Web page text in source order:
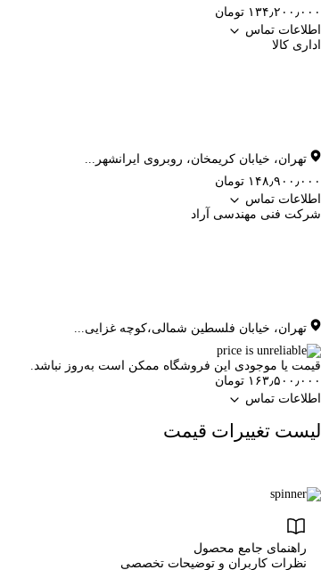
۱۳۴٫۲۰۰٫۰۰۰ تومان
اطلاعات تماس
اداری کالا
تهران، خیابان کریمخان، روبروی ایرانشهر...
۱۴۸٫۹۰۰٫۰۰۰ تومان
اطلاعات تماس
شرکت فنی مهندسی آراد
تهران، خیابان فلسطین شمالی،کوچه غزایی...
قیمت یا موجودی این فروشگاه ممکن است به‌روز نباشد.
۱۶۳٫۵۰۰٫۰۰۰ تومان
اطلاعات تماس
لیست تغییرات قیمت
راهنمای جامع محصول
نظرات کاربران و توضیحات تخصصی